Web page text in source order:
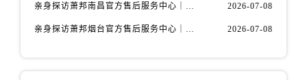
内蒙古自治区锡林郭勒盟市锡林浩特市光明街与额尔敦路交叉口萧邦售后服务中心（需提前预约）
2026-07-08
2026-07-08